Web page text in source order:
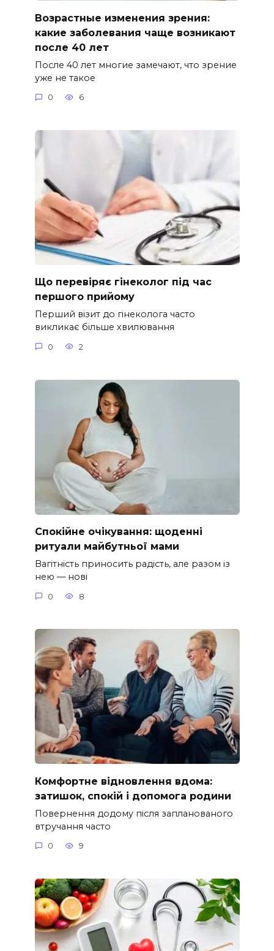
Возрастные изменения зрения:
какие заболевания чаще возникают
после 40 лет
После 40 лет многие замечают, что зрение
уже не такое
0 6
Що перевіряє гінеколог під час
першого прийому
Перший візит до гінеколога часто
викликає більше хвилювання
0 2
Спокійне очікування: щоденні
ритуали майбутньої мами
Вагітність приносить радість, але разом із
нею — нові
0 8
Комфортне відновлення вдома:
затишок, спокій і допомога родини
Повернення додому після запланованого
втручання часто
0 9